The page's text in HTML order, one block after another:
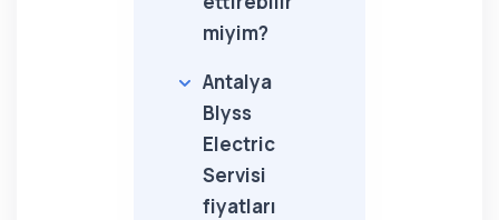
miyim?
Antalya
Blyss
Electric
Servisi
fiyatları